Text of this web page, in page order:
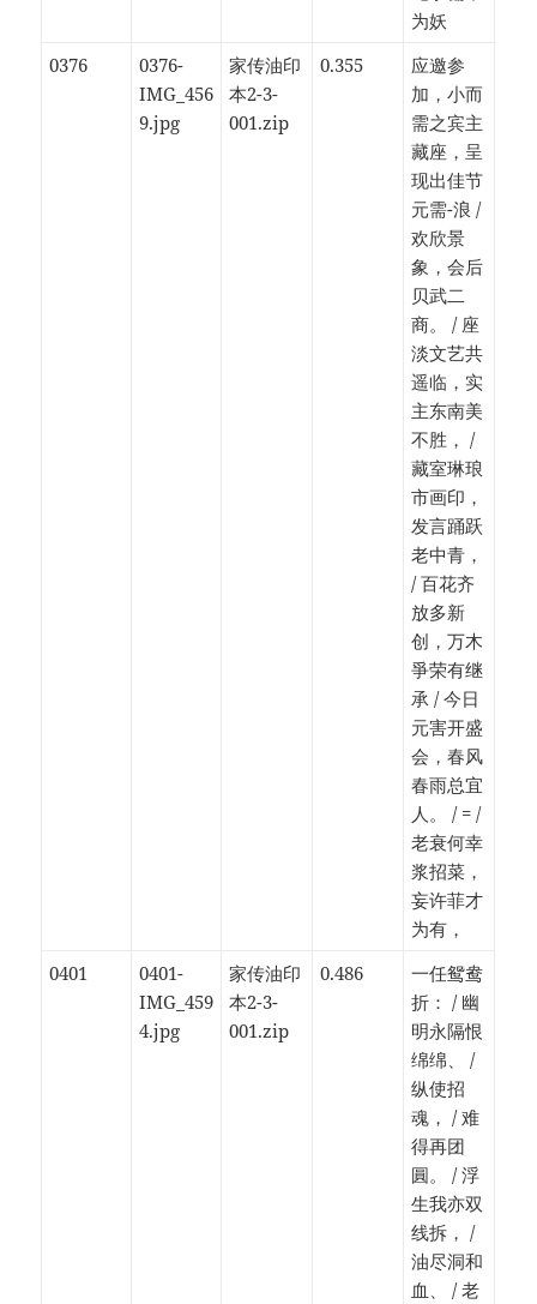
为妖
0376
0376-
IMG_456
9.jpg
家传油印
本2-3-
001.zip
0.355
应邀参
加，小而
需之宾主
藏座，呈
现出佳节
元需-浪 /
欢欣景
象，会后
贝武二
商。 / 座
淡文艺共
遥临，实
主东南美
不胜， /
藏室琳琅
市画印，
发言踊跃
老中青，
/ 百花齐
放多新
创，万木
爭荣有继
承 / 今日
元害开盛
会，春风
春雨总宜
人。 / = /
老衰何幸
浆招菜，
妄许菲才
为有，
0401
0401-
IMG_459
4.jpg
家传油印
本2-3-
001.zip
0.486
一任鸳鸯
折： / 幽
明永隔恨
绵绵、 /
纵使招
魂， / 难
得再团
圓。 / 浮
生我亦双
线拆， /
油尽洞和
血、 / 老